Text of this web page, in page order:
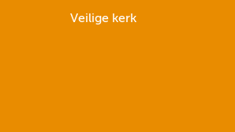
Veilige kerk